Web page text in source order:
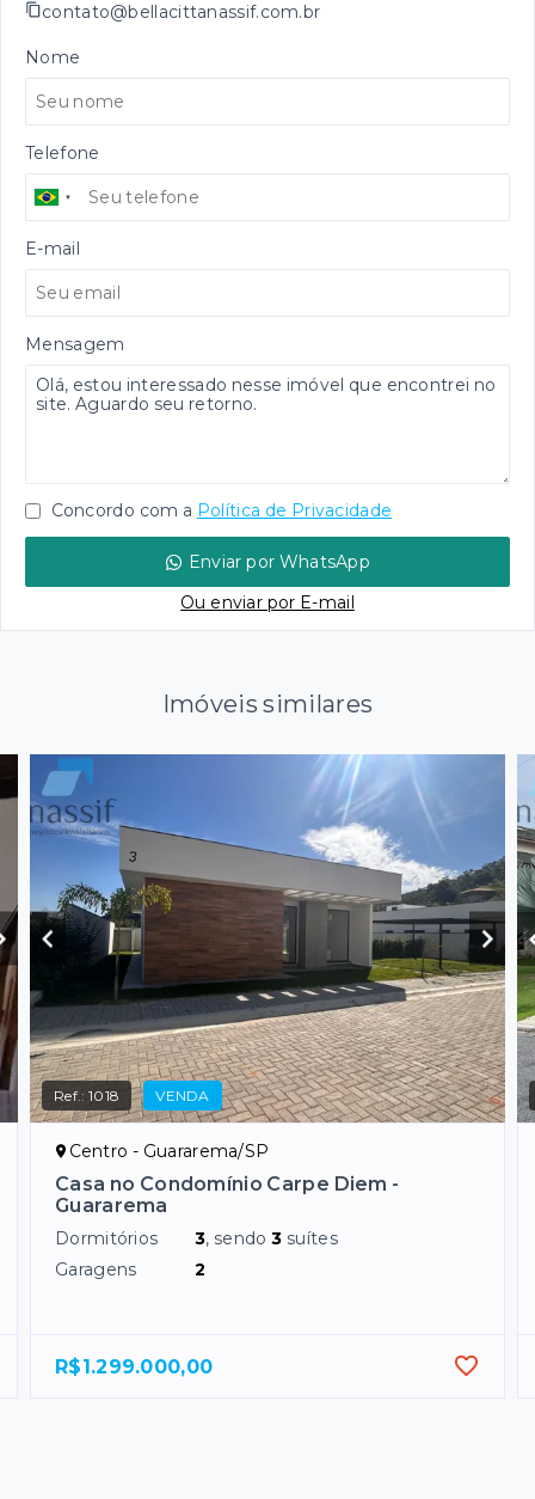
contato@bellacittanassif.com.br
Nome
Telefone
E-mail
Mensagem
Concordo com a Política de Privacidade
Enviar por WhatsApp
Ou enviar por E-mail
Imóveis similares
Ref.:1018 VENDA
Centro - Guararema/SP
Casa no Condomínio Carpe Diem -
Guararema
Dormitórios 3, sendo3 suítes
Garagens
2
R$1.299.000,00